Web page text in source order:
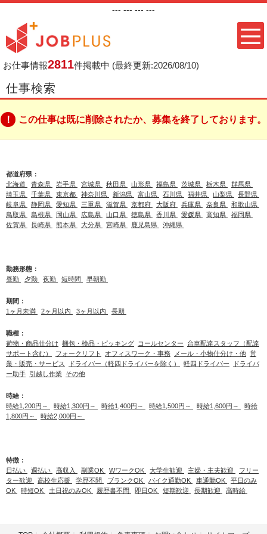
--- --- --- ---
お仕事情報2811件掲載中 (最終更新:2026/08/10)
仕事検索
この仕事は既に削除されたか、募集を終了しております。
都道府県：
北海道
青森県 岩手県 宮城県 秋田県 山形県 福島県 茨城県 栃木県
群馬県
埼玉県
千葉県 東京都 神奈川県 新潟県 富山県 石川県 福井県 山梨県
長野県
岐阜県
静岡県 愛知県 三重県 滋賀県 京都府 大阪府 兵庫県 奈良県
和歌山県
鳥取県
島根県 岡山県 広島県 山口県 徳島県 香川県 愛媛県 高知県
福岡県
佐賀県
長崎県 熊本県 大分県 宮崎県 鹿児島県 沖縄県
勤務形態：
昼勤
夕勤 夜勤 短時間 早朝勤
期間：
1ヶ月未満
2ヶ月以内 3ヶ月以内 長期
職種：
荷物・商品仕分け 梱包・検品・ピッキング コールセンター
台車配達スタッフ（配達
サポート含む）
フォークリフト オフィスワーク・事務 メール・小物仕分け・他 営
業・販売・サービス
ドライバー（軽四ドライバーを除く） 軽四ドライバー
ドライバ
ー助手 引越し作業 その他
時給：
時給1,200円～
時給1,300円～ 時給1,400円～ 時給1,500円～ 時給1,600円～
時給
1,800円～
時給2,000円～
特徴：
日払い
週払い 高収入 副業OK WワークOK 大学生歓迎 主婦・主夫歓迎
フリー
ター歓迎
高校生応援 学歴不問 ブランクOK バイク通勤OK 車通勤OK
平日のみ
OK
時短OK 土日祝のみOK 履歴書不問 即日OK 短期歓迎 長期歓迎 高時給